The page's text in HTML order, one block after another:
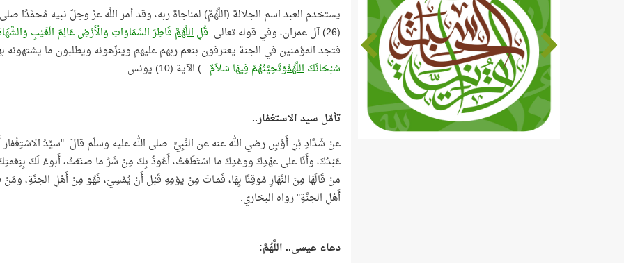
يستخدم العبد اسم الجلالة (اللَّهُمَّ) لمناجاة ربه، وقد أمر اللَّه عزّ وجلّ نبيه مُحمَّدًا
(26) آل عمران، وفي قوله تعالى:
قُلِاللَّهُمَّ فَاطِرَ السَّمَاوَاتِ وَالْأَرْضِ عَالِمَ الْغَيْبِ
فتجد المؤمنين في الجنة يعترفون بنعم ربهم عليهم وينزّهونه ويطلبون ما يشتهونه
سُبْحَانَكَاللَّهُمَّوَتَحِيَّتُهُمْ فِيهَا سَلاَمٌ ..) الآية (10) يونس.
تأمّل سيد الاستغفار..
عنْ شَدَّادِ بْنِ أَوْسٍ رضي الله عنه عن النَّبِيِّ صلى الله عليه وسلّم قالَ: "سيِّدُ الاسْتِغْفار أَنْ
عَبْدُكَ، وأَنَا على عهْدِكَ ووعْدِكَ ما اسْتَطَعْتُ، أَعُوذُ بِكَ مِنْ شَرِّ ما صنَعْتُ، أَبوءُ لَكَ بِنِعْمتِكَ
منْ قَالَهَا مِنَ النَّهَارِ مُوقِنًا بِهَا، فَمـاتَ مِنْ يوْمِهِ قَبْل أَنْ يُمْسِيَ، فَهُو مِنْ أَهْلِ الجنَّةِ،
أَهْلِ الجنَّةِ" رواه البخاري.
دعاء عيسى.. اللَّهُمَّ: